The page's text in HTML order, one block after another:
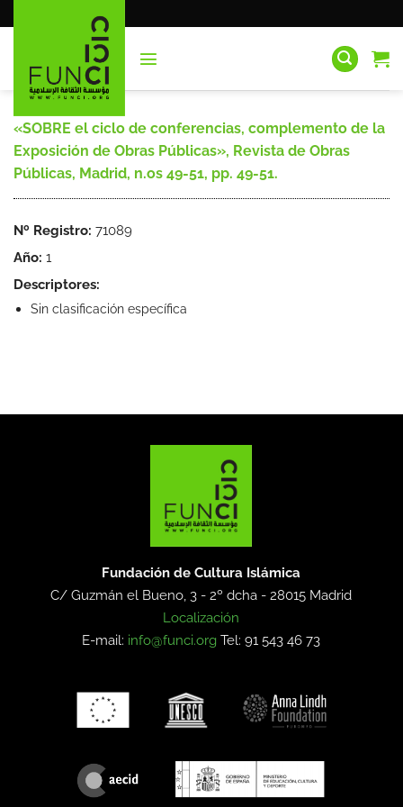
al
«SOBRE el ciclo de conferencias, complemento de la
Exposición de Obras Públicas», Revista de Obras
Públicas, Madrid, n.os 49-51, pp. 49-51.
Nº Registro: 71089
Año: 1
Descriptores:
Sin clasificación específica
Fundación de Cultura Islámica
C/ Guzmán el Bueno, 3 - 2º dcha -28015 Madrid
Localización
E-mail: info@funci.org Tel: 91 543 46 73